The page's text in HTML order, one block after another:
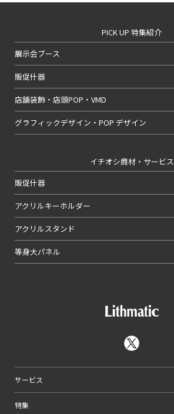
PICK UP 特集紹介
展示会ブース
販促什器
店舗装飾・店頭POP・VMD
グラフィックデザイン・POP デザイン
イチオシ商材・サービス
販促什器
アクリルキーホルダー
アクリルスタンド
等身大パネル
サービス
特集